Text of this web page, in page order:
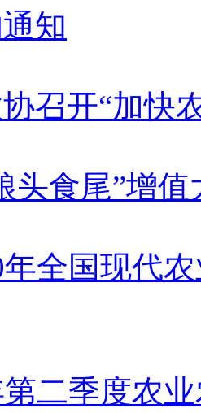
知
召开“加快
头食尾”增值
年全国现代
第二季度农